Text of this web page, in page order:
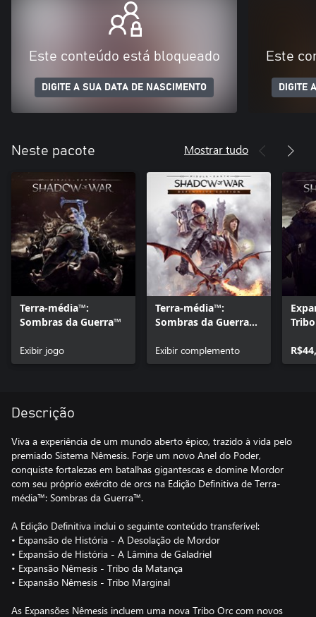
Este conteúdo está bloqueado
DIGITE A SUA DATA DE NASCIMENTO
Este
DIGITE
Neste pacote Mostrar tudo
Terra-média™:
Sombras da Guerra™
Exibir jogo
Terra-média™:
Sombras da Guerra™
Definitiva
Exibir complemento
Descrição
Viva a experiência de um mundo aberto épico, trazido à vida pelo
premiado Sistema Nêmesis. Forje um novo Anel do Poder,
conquiste fortalezas em batalhas gigantescas e domine Mordor
com seu próprio exército de orcs na Edição Definitiva de Terra-
média™: Sombras da Guerra™.
A Edição Definitiva inclui o seguinte conteúdo transferível:
• Expansão de História - A Desolação de Mordor
• Expansão de História - A Lâmina de Galadriel
• Expansão Nêmesis - Tribo da Matança
• Expansão Nêmesis - Tribo Marginal
As Expansões Nêmesis incluem uma nova Tribo Orc com novos